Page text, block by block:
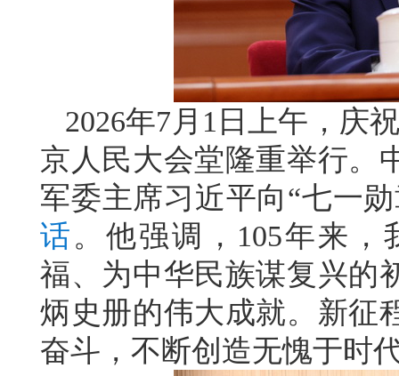
2026年7月1日上午，庆
京人民大会堂隆重举行。
军委主席习近平向“七一
话。他强调，105年来
福、为中华民族谋复兴的
炳史册的伟大成就。新征
奋斗，不断创造无愧于时